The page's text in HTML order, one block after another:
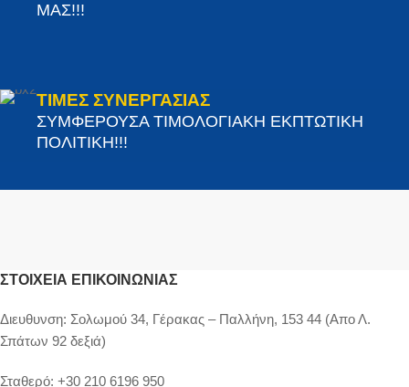
ΜΑΣ!!!
ΤΙΜΕΣ ΣΥΝΕΡΓΑΣΙΑΣ
ΣΥΜΦΕΡΟΥΣΑ ΤΙΜΟΛΟΓΙΑΚΗ ΕΚΠΤΩΤΙΚΗ
ΠΟΛΙΤΙΚΗ!!!
ΣΤΟΙΧΕΊΑ ΕΠΙΚΟΙΝΩΝΊΑΣ
Διευθυνση: Σολωμού 34, Γέρακας – Παλλήνη, 153 44 (Απο Λ.
Σπάτων 92 δεξιά)
Σταθερό: +30 210 6196 950